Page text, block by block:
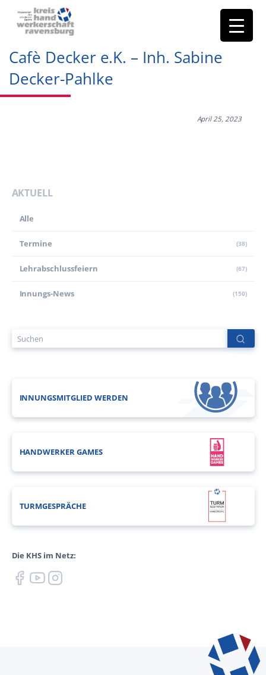
Cafè Decker e.K. – Inh. Sabine
Decker-Pahlke
April 25, 2023
AKTUELL
Alle
Termine (38)
Lehr­abschluss­feiern (67)
Innungs-News (150)
INNUNGSMITGLIED WERDEN
HANDWERKER GAMES
TURMGESPRÄCHE
Die KHS im Netz: